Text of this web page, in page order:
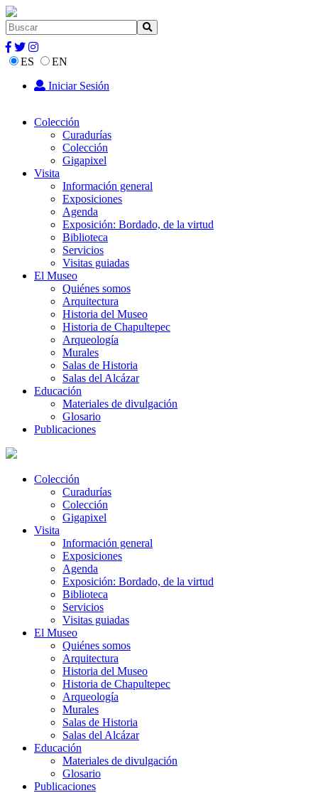
ES
EN
Iniciar Sesión
Colección
Curadurías
Colección
Gigapixel
Visita
Información general
Exposiciones
Agenda
Exposición: Bordado, de la virtud
Biblioteca
Servicios
Visitas guiadas
El Museo
Quiénes somos
Arquitectura
Historia del Museo
Historia de Chapultepec
Arqueología
Murales
Salas de Historia
Salas del Alcázar
Educación
Materiales de divulgación
Glosario
Publicaciones
Colección
Curadurías
Colección
Gigapixel
Visita
Información general
Exposiciones
Agenda
Exposición: Bordado, de la virtud
Biblioteca
Servicios
Visitas guiadas
El Museo
Quiénes somos
Arquitectura
Historia del Museo
Historia de Chapultepec
Arqueología
Murales
Salas de Historia
Salas del Alcázar
Educación
Materiales de divulgación
Glosario
Publicaciones